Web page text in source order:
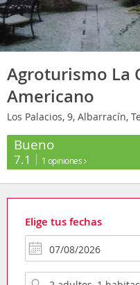
Agroturismo La
Americano
Los Palacios, 9, Albarracín,
Bueno
7.1 1 opiniones
Elige tus fechas